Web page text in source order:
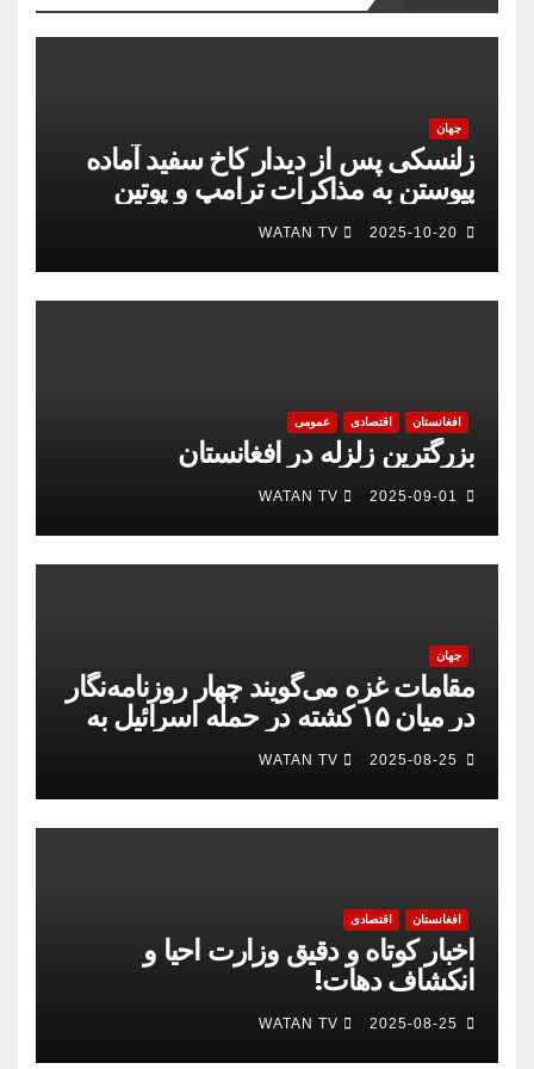
جهان
زلنسکی پس از دیدار کاخ سفید آماده
پیوستن به مذاکرات ترامپ و پوتین
است
2025-10-20
WATAN TV
افغانستان اقتصادی عمومی
بزرگترین زلزله در افغانستان
2025-09-01
WATAN TV
جهان
مقامات غزه می‌گویند چهار روزنامه‌نگار
در میان ۱۵ کشته در حمله اسرائیل به
بیمارستان
2025-08-25
WATAN TV
افغانستان اقتصادی
اخبار کوتاه و دقیق وزارت احیا و
انکشاف دهات!
2025-08-25
WATAN TV